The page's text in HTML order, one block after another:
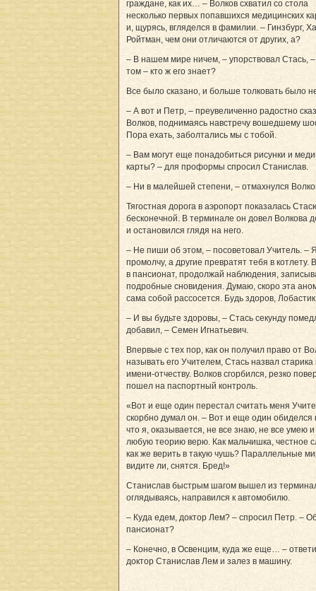
граждане, как их… – Волков схватил со стола
несколько первых попавшихся медицинских
и, щурясь, вгляделся в фамилии. – Гинзбург,
Ройтман, чем они отличаются от других, а?
– В нашем мире ничем, – упорствовал Стась, –
том – кто ж его знает?
Все было сказано, и больше толковать было
– А вот и Петр, – преувеличенно радостно
Волков, поднимаясь навстречу вошедшему
Пора ехать, заболтались мы с тобой.
– Вам могут еще понадобиться рисунки и
карты? – для проформы спросил Станислав.
– Ни в малейшей степени, – отмахнулся
Тягостная дорога в аэропорт показалась
бесконечной. В терминале он довел Волкова
и остановился глядя на него.
– Не пиши об этом, – посоветовал Учитель. –
промолчу, а другие превратят тебя в котлету.
в пансионат, продолжай наблюдения,
подробные сновидения. Думаю, скоро эта
сама собой рассосется. Будь здоров,
– И вы будьте здоровы, – Стась секунду
добавил, – Семен Игнатьевич.
Впервые с тех пор, как он получил право от
называть его Учителем, Стась назвал старика
имени-отчеству. Волков сгорбился, резко
пошел на паспортный контроль.
«Вот и еще один перестал считать меня
скорбно думал он. – Вот и еще один обиделся
что я, оказывается, не все знаю, не все умею и
любую теорию верю. Как мальчишка, честное
как же верить в такую чушь? Параллельные
видите ли, снятся. Бред!»
Станислав быстрым шагом вышел из
оглядываясь, направился к автомобилю.
– Куда едем, доктор Лем? – спросил Петр. –
пансионат?
– Конечно, в Освенцим, куда же еще… –
доктор Станислав Лем и залез в машину.